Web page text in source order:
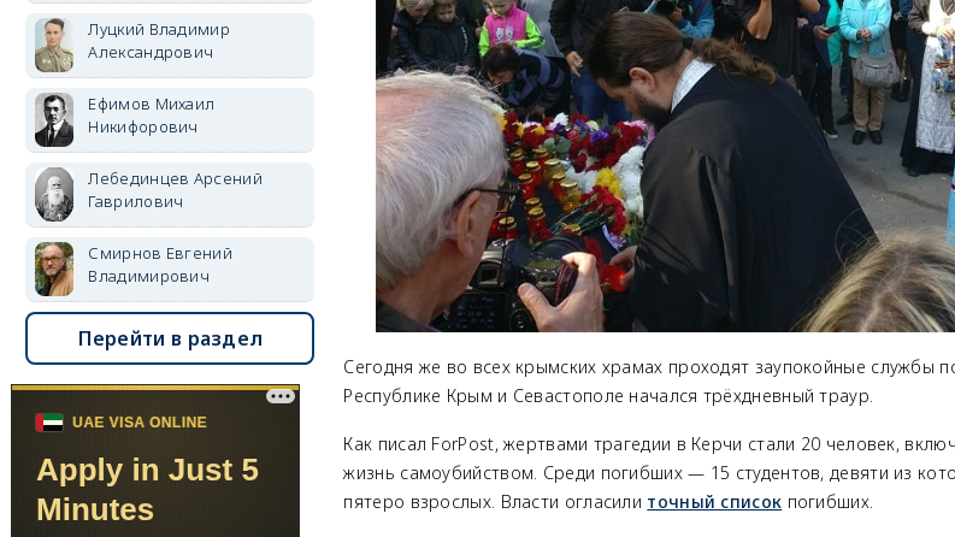
Сегодня же во всех крымских храмах проходят заупокойные службы
Республике Крым и Севастополе начался трёхдневный траур.
Как писал ForPost, жертвами трагедии в Керчи стали 20 человек,
жизнь самоубийством. Среди погибших — 15 студентов, девяти из
пятеро взрослых. Власти огласили точный список погибших.
Луцкий Владимир
Александрович
Ефимов Михаил
Никифорович
Лебединцев Арсений
Гаврилович
Смирнов Евгений
Владимирович
Перейти в раздел